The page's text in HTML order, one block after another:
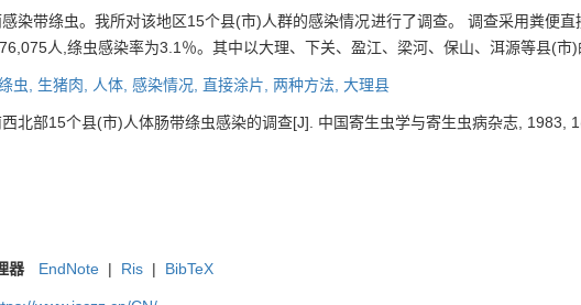
染带绦虫。我所对该地区15个县(市)人群的感染情况进行了调查。 调查采用粪便
人,绦虫感染率为3.1％。其中以大理、下关、盈江、梁河、保山、洱源等县(市)
虫, 生猪肉, 人体, 感染情况, 直接涂片, 两种方法, 大理县
北部15个县(市)人体肠带绦虫感染的调查[J]. 中国寄生虫学与寄生虫病杂志, 1983,
器 EndNote | Ris | BibTeX